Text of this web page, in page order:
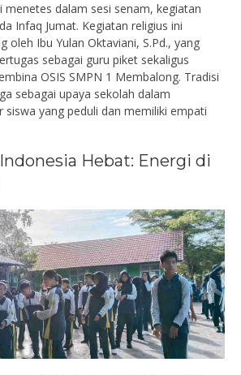
menetes dalam sesi senam, kegiatan
Infaq Jumat. Kegiatan religius ini
oleh Ibu Yulan Oktaviani, S.Pd., yang
sebagai guru piket sekaligus
OSIS SMPN 1 Membalong. Tradisi
sebagai upaya sekolah dalam
yang peduli dan memiliki empati
Hebat: Energi di